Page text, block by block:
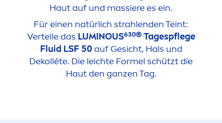
Haut auf und massiere es ein.
Für einen natürlich strahlenden Teint:
Verteile das LUMINOUS630®Tagespflege
Fluid LSF 50auf Gesicht, Hals und
Dekolléte. Die leichte Formel schützt die
Haut den ganzen Tag.